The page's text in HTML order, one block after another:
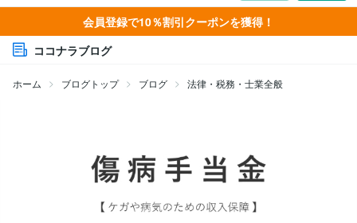
会員登録で10％割引クーポンを獲得！
ココナラブログ
ホーム ブログトップ ブログ 法律・税務・士業全般